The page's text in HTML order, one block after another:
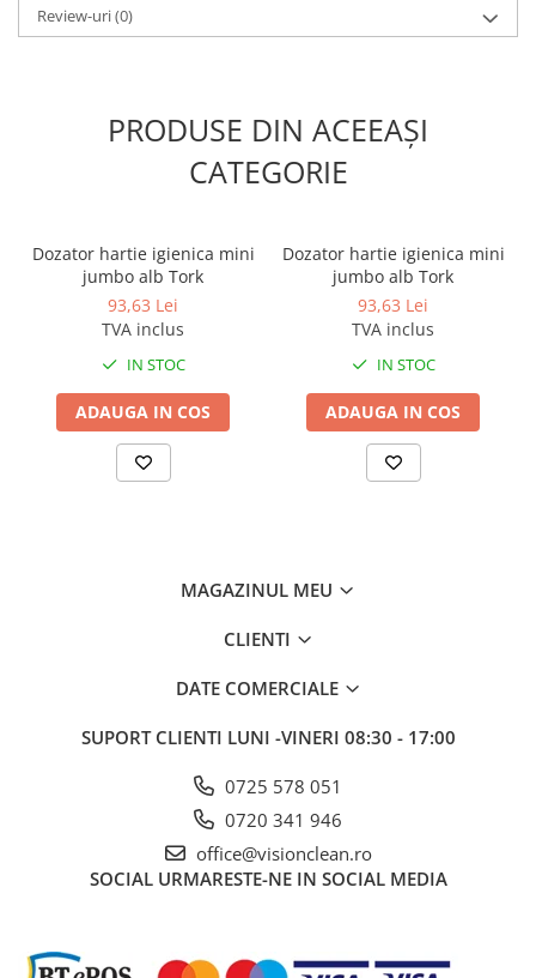
Odorizante camera
Produse de curatenie
Carucioare bucatarie
Carucioare curatenie
Lavete profesionale
Mopuri Profesionale
Racleta, perii pardoseala
Saci menajeri
Sisteme, ustensile spalat
Carucioare camerista hotel
Botanika
Gama de cosmetice hoteliere
Gama de cosmetice hoteliere I Am
Omnia
Review-uri(0)
PRODUSE DIN ACEEAȘI
CATEGORIE
Dozator hartie igienica mini
jumbo alb Tork
93,63 Lei
TVA inclus
IN STOC
ADAUGA IN COS
Dozator hartie igienica mini
jumbo alb Tork
93,63 Lei
TVA inclus
IN STOC
ADAUGA IN COS
MAGAZINUL MEU
CLIENTI
DATE COMERCIALE
SUPORT CLIENTI LUNI -VINERI 08:30 - 17:00
0725 578 051
0720 341 946
office@visionclean.ro
SOCIAL URMARESTE-NE IN SOCIAL MEDIA